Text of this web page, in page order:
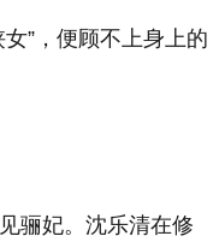
”，便顾不上身上的
骊妃。沈乐清在修